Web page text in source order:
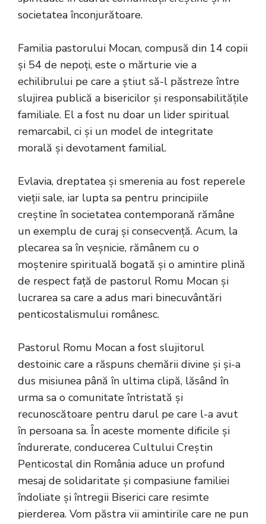
societatea înconjurătoare.
Familia pastorului Mocan, compusă din 14 copii
și 54 de nepoți, este o mărturie vie a
echilibrului pe care a știut să-l păstreze între
slujirea publică a bisericilor și responsabilitățile
familiale. El a fost nu doar un lider spiritual
remarcabil, ci și un model de integritate
morală și devotament familial.
Evlavia, dreptatea și smerenia au fost reperele
vieții sale, iar lupta sa pentru principiile
creștine în societatea contemporană rămâne
un exemplu de curaj și consecvență. Acum, la
plecarea sa în veșnicie, rămânem cu o
moștenire spirituală bogată și o amintire plină
de respect față de pastorul Romu Mocan și
lucrarea sa care a adus mari binecuvântări
penticostalismului românesc.
Pastorul Romu Mocan a fost slujitorul
destoinic care a răspuns chemării divine și și-a
dus misiunea până în ultima clipă, lăsând în
urma sa o comunitate întristată și
recunoscătoare pentru darul pe care l-a avut
în persoana sa. În aceste momente dificile și
îndurerate, conducerea Cultului Creștin
Penticostal din România aduce un profund
mesaj de solidaritate și compasiune familiei
îndoliate și întregii Biserici care resimte
pierderea. Vom păstra vii amintirile care ne pun